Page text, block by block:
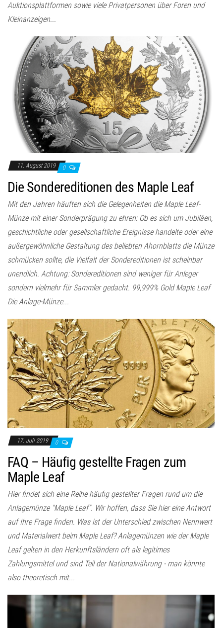
Auktionsplattformen sowie viele Privatpersonen über Foren und
Kleinanzeigen...
11. August 2019 0
Die Sondereditionen des Maple Leaf
Mit den Jahren häuften sich die Gelegenheiten die Maple Leaf-
Münze mit einer Sonderprägung zu ehren: Ob es sich um Jubiläen,
geschichtliche oder gesellschaftliche Ereignisse handelte oder eine
außergewöhnliche Gestaltung des beliebten Ahornblatts die Münze
schmücken sollte, die Vielfalt der Sondereditionen ist scheinbar
unendlich. Achtung: Sondereditionen sind weniger für Anleger
sondern vielmehr für Sammler gedacht. 99,999% Gold Maple Leaf
Die Anlage-Münze...
17. Juli 2019 0
FAQ – Häufig gestellte Fragen zum
Maple Leaf
Hier findet sich eine Reihe häufig gestellter Fragen rund um die
Anlagemünze "Maple Leaf". Wir hoffen, dass Sie hier eine Antwort
auf Ihre Frage finden. Was ist der Unterschied zwischen Nennwert
und Materialwert beim Maple Leaf? Anlagemünzen wie der Maple
Leaf gelten in den Herkunftsländern oft als legitimes
Zahlungsmittel und sind Teil der Nationalwährung - man könnte
also theoretisch mit...